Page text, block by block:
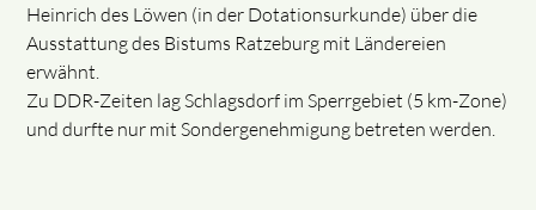
Heinrich des Löwen (in der Dotationsurkunde) über die
Ausstattung des Bistums Ratzeburg mit Ländereien
erwähnt.
Zu DDR-Zeiten lag Schlagsdorf im Sperrgebiet (5 km-Zone)
und durfte nur mit Sondergenehmigung betreten werden.